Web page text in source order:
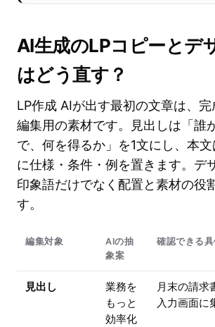
AI生成のLPコピーとデ
はどう直す？
LP作成 AIが出す最初の文章は、完
編集用の素材です。見出しは「誰
で、何を得るか」を1文にし、本
に仕様・条件・例を置きます。デ
印象語だけでなく配置と素材の役
す。
編集対象
AIの抽
象案
確認できる
見出し
業務を
もっと
効率化
月末の請求
入力画面に